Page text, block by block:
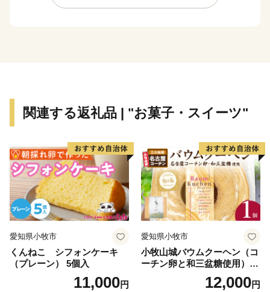
起こしていきます！
関連する返礼品 | "お菓子・スイーツ"
愛知県小牧市
くんねこ シフォンケーキ
（プレーン） 5個入
11,000円
愛知県小牧市
小牧山城バウムクーヘン（コ
ーチン卵と和三盆糖使用）
名古屋コーチン バームクー
ヘン 和三盆 小牧銘菓 バウム
12,000円